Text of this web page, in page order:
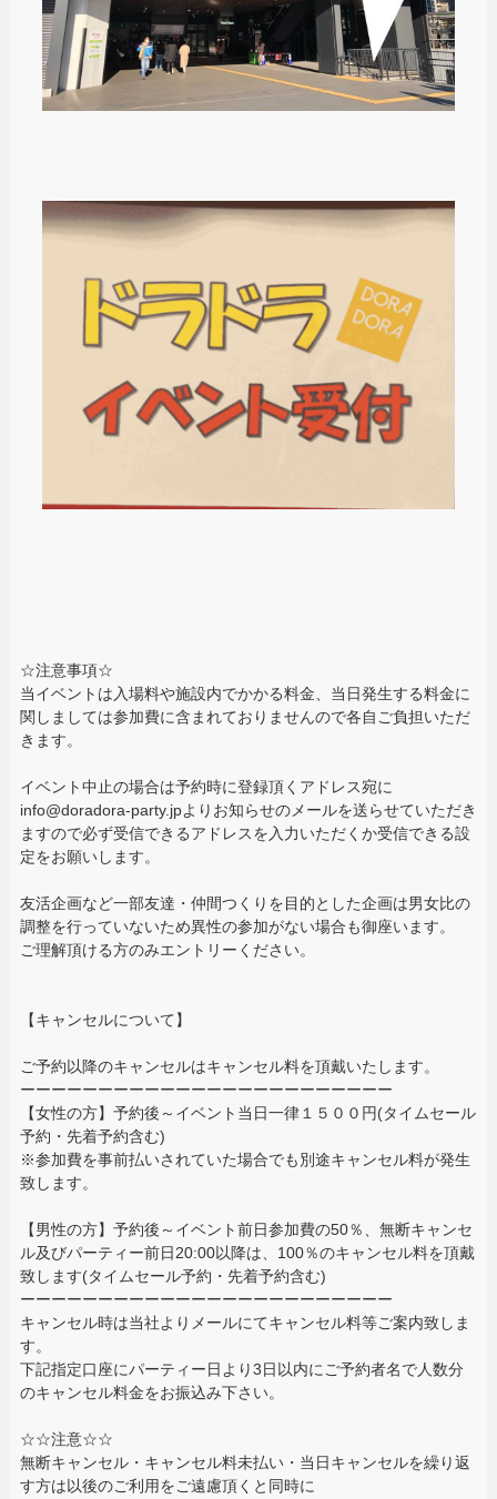
☆注意事項☆
当イベントは入場料や施設内でかかる料金、当日発生する料金に
関しましては参加費に含まれておりませんので各自ご負担いただ
きます。
イベント中止の場合は予約時に登録頂くアドレス宛に
info@doradora-party.jpよりお知らせのメールを送らせていただき
ますので必ず受信できるアドレスを入力いただくか受信できる設
定をお願いします。
友活企画など一部友達・仲間つくりを目的とした企画は男女比の
調整を行っていないため異性の参加がない場合も御座います。
ご理解頂ける方のみエントリーください。
【キャンセルについて】
ご予約以降のキャンセルはキャンセル料を頂戴いたします。
ーーーーーーーーーーーーーーーーーーーーーーーー
【女性の方】予約後～イベント当日一律１５００円(タイムセール
予約・先着予約含む)
※参加費を事前払いされていた場合でも別途キャンセル料が発生
致します。
【男性の方】予約後～イベント前日参加費の50％、無断キャンセ
ル及びパーティー前日20:00以降は、100％のキャンセル料を頂戴
致します(タイムセール予約・先着予約含む)
ーーーーーーーーーーーーーーーーーーーーーーーー
キャンセル時は当社よりメールにてキャンセル料等ご案内致しま
す。
下記指定口座にパーティー日より3日以内にご予約者名で人数分
のキャンセル料金をお振込み下さい。
☆☆注意☆☆
無断キャンセル・キャンセル料未払い・当日キャンセルを繰り返
す方は以後のご利用をご遠慮頂くと同時に